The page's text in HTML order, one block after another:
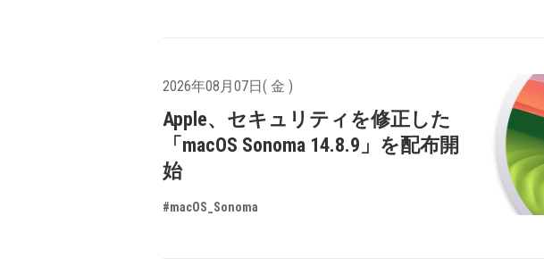
2026年08月07日( 金 )
Apple、セキュリティを修正した
「macOS Sonoma 14.8.9」を配布開
始
#macOS_Sonoma